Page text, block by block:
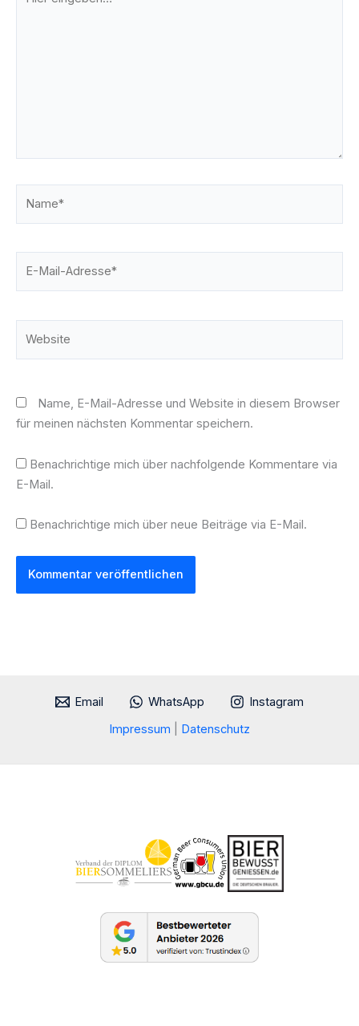
eingeben…
Name, E-Mail-Adresse und Website in diesem Browser
für meinen nächsten Kommentar speichern.
Benachrichtige mich über nachfolgende Kommentare via
E-Mail.
Benachrichtige mich über neue Beiträge via E-Mail.
Email WhatsApp
Instagram
Impressum
Datenschutz